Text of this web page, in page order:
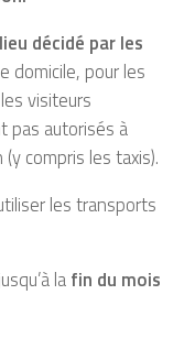
décidé par les
domicile, pour les
visiteurs
pas autorisés à
compris les taxis).
les transports
la fin du mois